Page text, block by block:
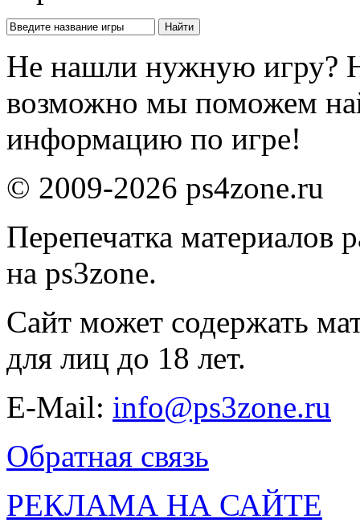
Не нашли нужную игру?
возможно мы поможем
информацию по игре!
© 2009-2026 ps4zone.ru
Перепечатка материалов
на ps3zone.
Сайт может содержать
для лиц до 18 лет.
E-Mail: info@ps3zone.ru
Обратная связь
РЕКЛАМА НА САЙТЕ